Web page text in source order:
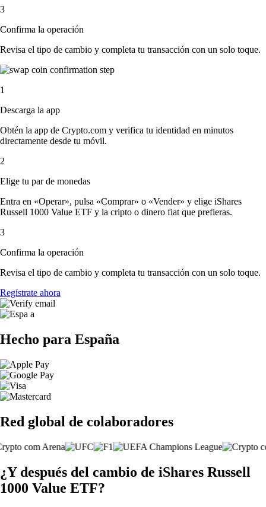
3
Confirma la operación
Revisa el tipo de cambio y completa tu transacción con un solo toque.
1
Descarga la app
Obtén la app de Crypto.com y verifica tu identidad en minutos
directamente desde tu móvil.
2
Elige tu par de monedas
Entra en «Operar», pulsa «Comprar» o «Vender» y elige iShares
Russell 1000 Value ETF y la cripto o dinero fiat que prefieras.
3
Confirma la operación
Revisa el tipo de cambio y completa tu transacción con un solo toque.
Regístrate ahora
Hecho para España
Red global de colaboradores
¿Y después del cambio de iShares Russell
1000 Value ETF?